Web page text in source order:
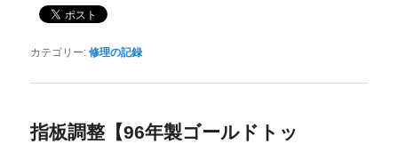
カテゴリー: 修理の記録
指板調整【96年製ゴールドトッ